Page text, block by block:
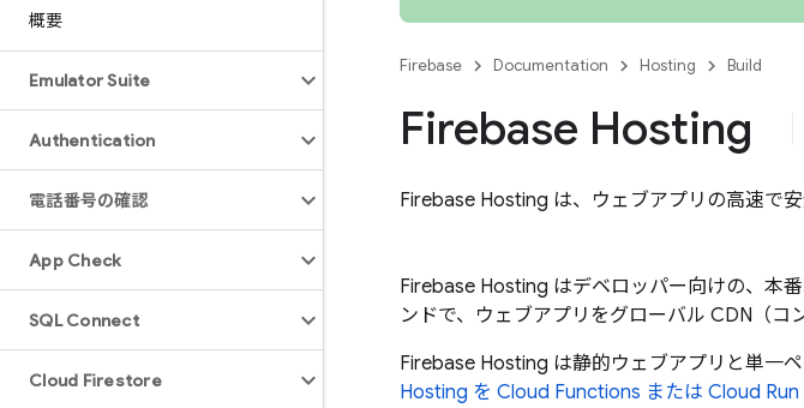
概要
Emulator Suite
Authentication
電話番号の確認
App Check
SQL Connect
Cloud Firestore
Firebase Documentation Hosting Build
Firebase Hosting
Firebase Hosting は、ウェブアプリの高速で
Firebase Hosting はデベロッパー向けの、本
ンドで、ウェブアプリをグローバル CDN（コ
Firebase Hosting は静的ウェブアプリと単一
Hosting を Cloud Functions または Cloud Run